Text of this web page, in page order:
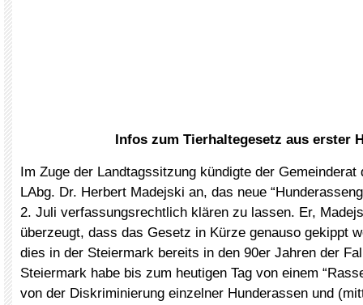
Infos zum Tierhaltegesetz aus erster
Im Zuge der Landtagssitzung kündigte der Gemeinderat
LAbg. Dr. Herbert Madejski an, das neue
2. Juli verfassungsrechtlich klären zu lassen. Er,
überzeugt, dass das Gesetz in Kürze genauso gekippt
dies in der Steiermark bereits in den 90er Jahren der
Steiermark habe bis zum heutigen Tag von einem
von der Diskriminierung einzelner Hunderassen und